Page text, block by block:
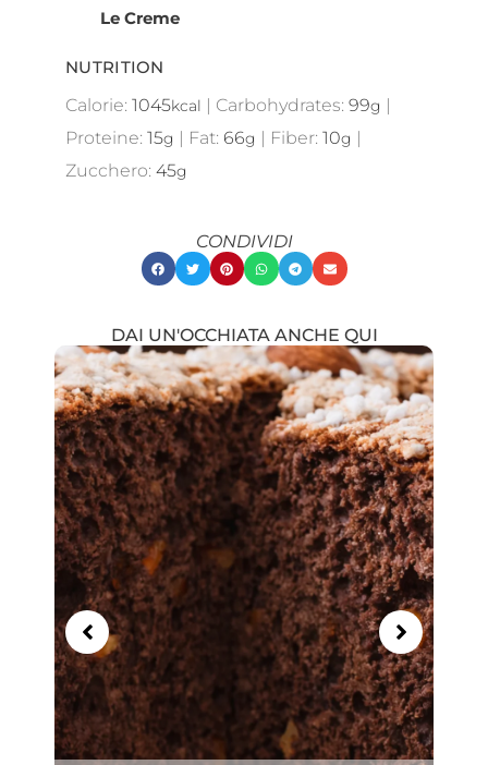
Le Creme
NUTRITION
Calorie: 1045kcal | Carbohydrates: 99g |
Proteine: 15g | Fat: 66g | Fiber: 10g |
Zucchero: 45g
CONDIVIDI
DAI UN'OCCHIATA ANCHE QUI
Showing
Slide
1
of
21